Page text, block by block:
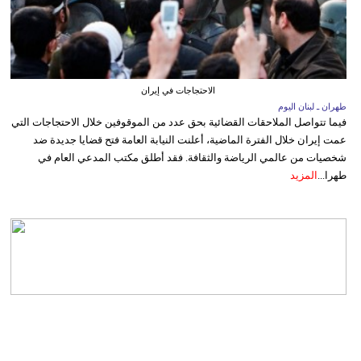
الاحتجاجات في إيران
طهران ـ لبنان اليوم
فيما تتواصل الملاحقات القضائية بحق عدد من الموقوفين خلال الاحتجاجات التي
عمت إيران خلال الفترة الماضية، أعلنت النيابة العامة فتح قضايا جديدة ضد
شخصيات من عالمي الرياضة والثقافة. فقد أطلق مكتب المدعي العام في
طهرا... المزيد